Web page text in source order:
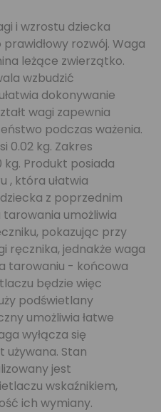
i wzrostu dziecka
rozwój. Waga
leżące zwierzątko.
wzbudzić
dokonywanie
wagi zapewnia
podczas ważenia.
0.02 kg. Zakres
Produkt posiada
, która ułatwia
z poprzednim
tarowania umożliwia
pokazując przy
ręcznika, jednakże waga
tarowaniu - końcowa
będzie więc
podświetlany
umożliwia łatwe
wyłącza się
używana. Stan
jest
wskaźnikiem,
ich wymiany.